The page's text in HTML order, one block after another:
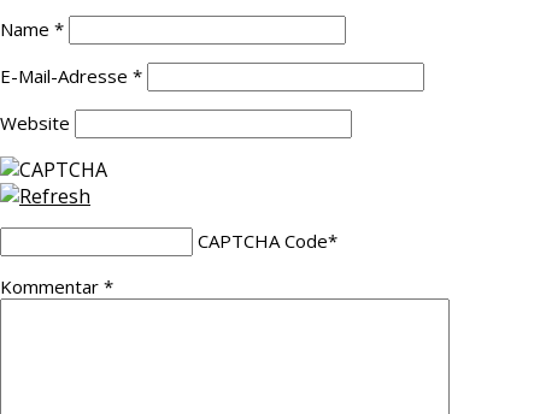
Name *
E-Mail-Adresse *
Website
CAPTCHA Code*
Kommentar *